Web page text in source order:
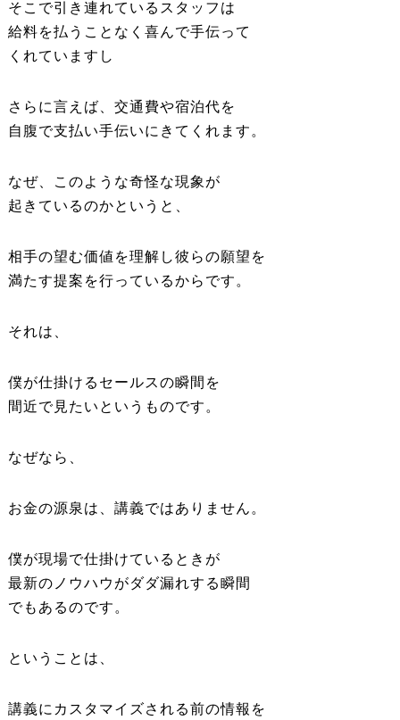
そこで引き連れているスタッフは
給料を払うことなく喜んで手伝って
くれていますし
さらに言えば、交通費や宿泊代を
自腹で支払い手伝いにきてくれます。
なぜ、このような奇怪な現象が
起きているのかというと、
相手の望む価値を理解し彼らの願望を
満たす提案を行っているからです。
それは、
僕が仕掛けるセールスの瞬間を
間近で見たいというものです。
なぜなら、
お金の源泉は、講義ではありません。
僕が現場で仕掛けているときが
最新のノウハウがダダ漏れする瞬間
でもあるのです。
ということは、
講義にカスタマイズされる前の情報を